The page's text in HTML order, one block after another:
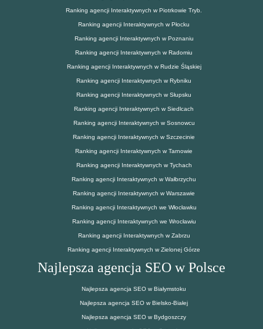
Ranking agencji Interaktywnych w Piotrkowie Tryb.
Ranking agencji Interaktywnych w Płocku
Ranking agencji Interaktywnych w Poznaniu
Ranking agencji Interaktywnych w Radomiu
Ranking agencji Interaktywnych w Rudzie Śląskiej
Ranking agencji Interaktywnych w Rybniku
Ranking agencji Interaktywnych w Słupsku
Ranking agencji Interaktywnych w Siedlcach
Ranking agencji Interaktywnych w Sosnowcu
Ranking agencji Interaktywnych w Szczecinie
Ranking agencji Interaktywnych w Tarnowie
Ranking agencji Interaktywnych w Tychach
Ranking agencji Interaktywnych w Wałbrzychu
Ranking agencji Interaktywnych w Warszawie
Ranking agencji Interaktywnych we Włocławku
Ranking agencji Interaktywnych we Wrocławiu
Ranking agencji Interaktywnych w Zabrzu
Ranking agencji Interaktywnych w Zielonej Górze
Najlepsza agencja SEO w Polsce
Najlepsza agencja SEO w Białymstoku
Najlepsza agencja SEO w Bielsko-Białej
Najlepsza agencja SEO w Bydgoszczy